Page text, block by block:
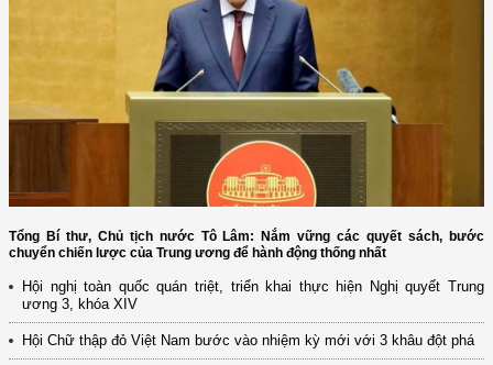
Tổng Bí thư, Chủ tịch nước Tô Lâm: Nắm vững các quyết sách, bước
chuyển chiến lược của Trung ương để hành động thống nhất
Hội nghị toàn quốc quán triệt, triển khai thực hiện Nghị quyết Trung
ương 3, khóa XIV
Hội Chữ thập đỏ Việt Nam bước vào nhiệm kỳ mới với 3 khâu đột phá